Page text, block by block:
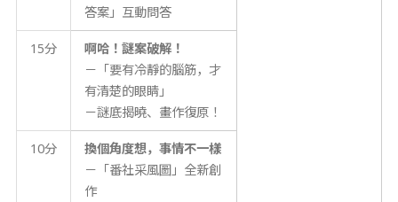
答案」互動問答
15分
啊哈！謎案破解！
－「要有冷靜的腦筋，才
有清楚的眼睛」
－謎底揭曉、畫作復原！
10分
換個角度想，事情不一樣
－「番社采風圖」全新創
作